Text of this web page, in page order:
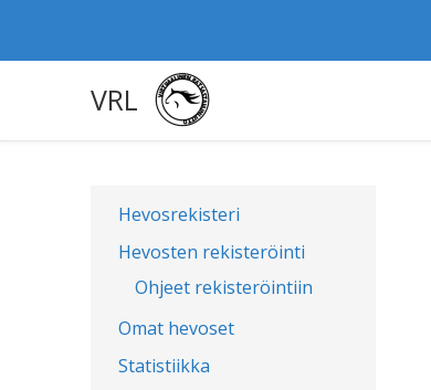
VRL
Hevosrekisteri
Hevosten rekisteröinti
Ohjeet rekisteröintiin
Omat hevoset
Statistiikka